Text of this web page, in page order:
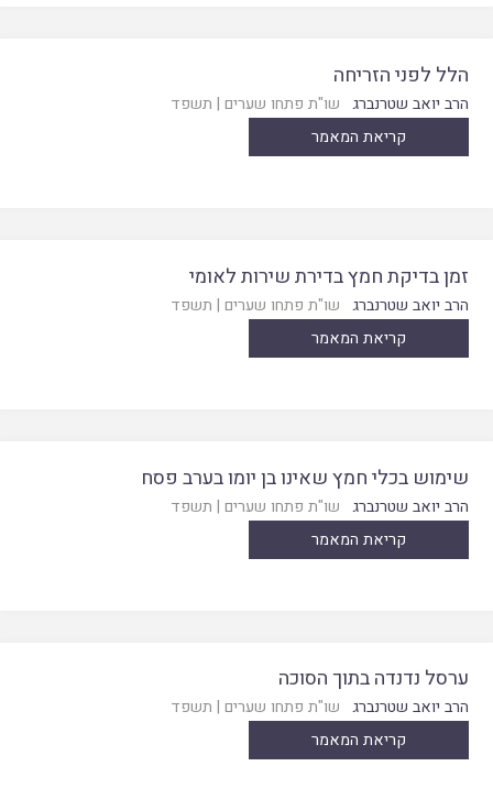
הלל לפני הזריחה
הרב יואב שטרנברג שו"ת פתחו שערים | תשפד
קריאת המאמר
זמן בדיקת חמץ בדירת שירות לאומי
הרב יואב שטרנברג שו"ת פתחו שערים | תשפד
קריאת המאמר
שימוש בכלי חמץ שאינו בן יומו בערב פסח
הרב יואב שטרנברג שו"ת פתחו שערים | תשפד
קריאת המאמר
ערסל נדנדה בתוך הסוכה
הרב יואב שטרנברג שו"ת פתחו שערים | תשפד
קריאת המאמר